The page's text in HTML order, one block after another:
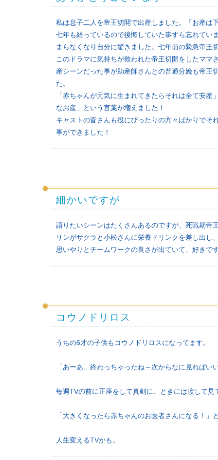
私は息子二人を帝王切開で出産しました。「お産は
七年も経っているので後悔していた事すら忘れてい
まらなくなり自分に驚きました。七年前の緊急帝王
このドラマに気持ちが救われた帝王切開をしたマ
産シーンだった事が助産師さんとの普通分娩も帝王
た。
「赤ちゃんが元気に生まれてきたらそれは全て安
なお産」という言葉が増えました！
キャストの皆さんも役にぴったりの方々ばかりでそ
事ができました！
細かいですが
語りたいシーンはたくさんあるのですが、死戦期帝
リンがサクラと小松さんに栄養ドリンクを差し出
思いやりとチームワークの良さが出ていて、好きで
コウノドリロス
うちの6才の子供もコウノドリロスになってます。
「あーあ、終わっちゃったね～次からなに見ればい
毎週TVの前に正座をして真剣に、ときには涙して
「大きくなったら赤ちゃんのお医者さんになる！」
人生変えるTVかも。